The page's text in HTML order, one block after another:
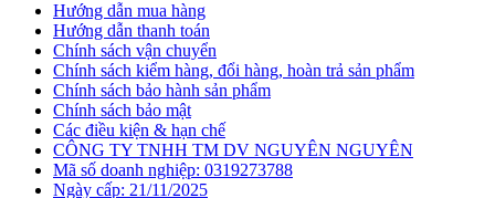
Hướng dẫn mua hàng
Hướng dẫn thanh toán
Chính sách vận chuyển
Chính sách kiểm hàng, đổi hàng, hoàn trả sản phẩm
Chính sách bảo hành sản phẩm
Chính sách bảo mật
Các điều kiện & hạn chế
CÔNG TY TNHH TM DV NGUYÊN NGUYÊN
Mã số doanh nghiệp: 0319273788
Ngày cấp: 21/11/2025